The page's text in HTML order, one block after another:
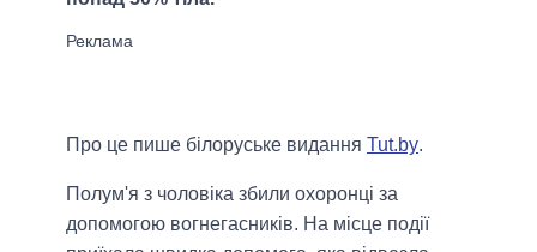
Про це пише білоруське видання Tut.by.
Полум'я з чоловіка збили охоронці за
допомогою вогнегасників. На місце події